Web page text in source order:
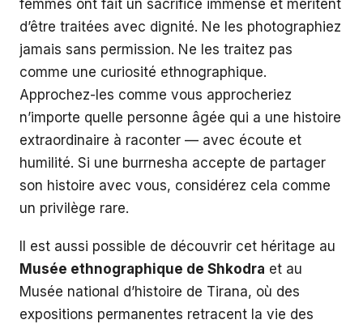
femmes ont fait un sacrifice immense et méritent
d’être traitées avec dignité. Ne les photographiez
jamais sans permission. Ne les traitez pas
comme une curiosité ethnographique.
Approchez-les comme vous approcheriez
n’importe quelle personne âgée qui a une histoire
extraordinaire à raconter — avec écoute et
humilité. Si une burrnesha accepte de partager
son histoire avec vous, considérez cela comme
un privilège rare.
Il est aussi possible de découvrir cet héritage au
Musée ethnographique de Shkodra et au
Musée national d’histoire de Tirana, où des
expositions permanentes retracent la vie des